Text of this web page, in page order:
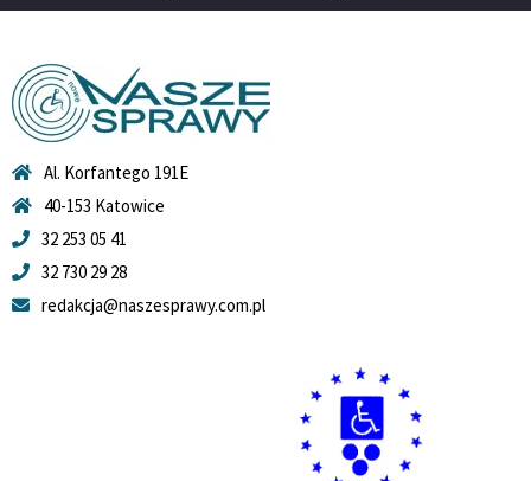
Al. Korfantego 191E
40-153 Katowice
32 253 05 41
32 730 29 28
redakcja@naszesprawy.com.pl